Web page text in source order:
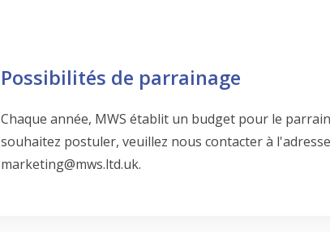
Possibilités de parrainage
Chaque année, MWS établit un budget pour le
souhaitez postuler, veuillez nous contacter à l'adresse
marketing@mws.ltd.uk.